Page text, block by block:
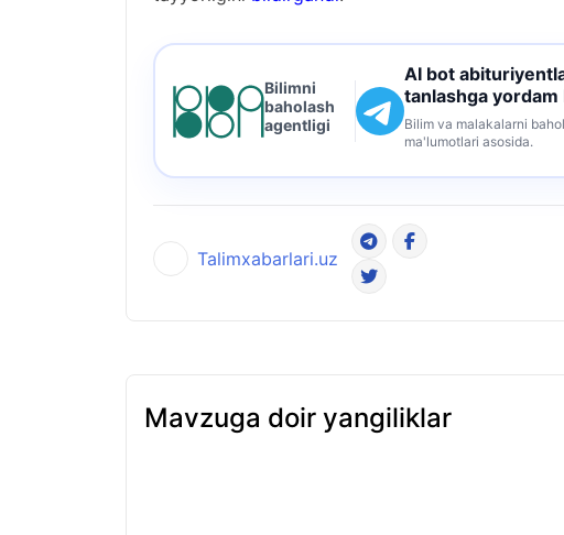
Bilimni
baholash
agentligi
AI bot
tanlashga yordam
Bilim va malakalarni
ma'lumotlari asosida.
Talimxabarlari.uz
Mavzuga doir yangiliklar